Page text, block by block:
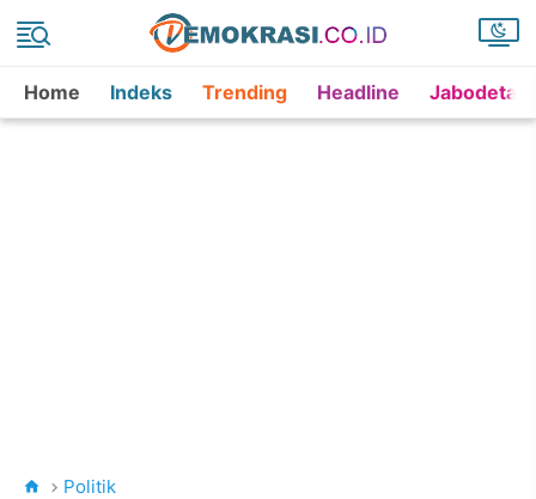
Home Indeks Trending Headline
Politik